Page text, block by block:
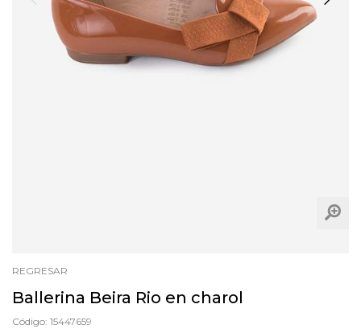
REGRESAR
Ballerina Beira Rio en charol
Código: 15447659